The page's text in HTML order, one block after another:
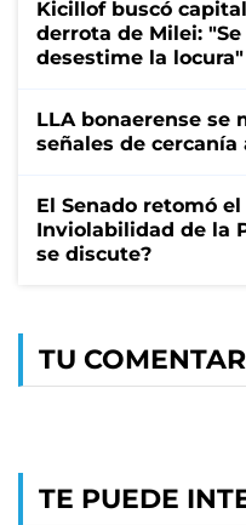
Kicillof buscó
derrota de Milei:
desestime la locura"
LLA bonaerense se
señales de
El Senado retomó
Inviolabilidad de la
se discute?
TU
TE PUEDE